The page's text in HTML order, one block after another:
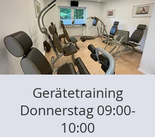
Gerätetraining
Donnerstag 09:00-
10:00